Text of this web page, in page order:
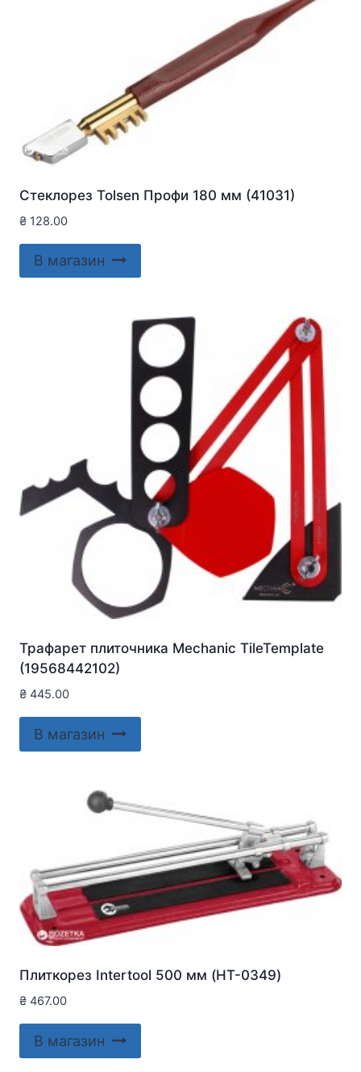
Стеклорез Tolsen Профи 180 мм (41031)
₴ 128.00
В магазин
Трафарет плиточника Mechanic TileTemplate
(19568442102)
₴ 445.00
В магазин
Плиткорез Intertool 500 мм (HT-0349)
₴ 467.00
В магазин